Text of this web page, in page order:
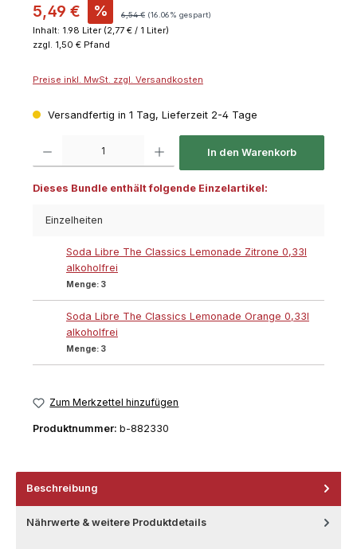
5,49 € % 6,54 € (16.06% gespart)
Inhalt: 1.98 Liter (2,77 € / 1 Liter)
zzgl. 1,50 € Pfand
Preise inkl. MwSt. zzgl. Versandkosten
Versandfertig in 1 Tag, Lieferzeit 2-4 Tage
In den Warenkorb
Dieses Bundle enthält folgende Einzelartikel:
Einzelheiten
Soda Libre The Classics Lemonade Zitrone 0,33l
alkoholfrei
Menge: 3
Soda Libre The Classics Lemonade Orange 0,33l
alkoholfrei
Menge: 3
Zum Merkzettel hinzufügen
Produktnummer: b-882330
Beschreibung
Nährwerte & weitere Produktdetails